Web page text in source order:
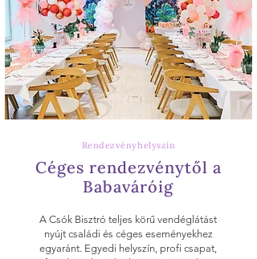
Rendezvényhelyszín
Céges rendezvénytől a
Babaváróig
A Csók Bisztró teljes körű vendéglátást
nyújt családi és céges eseményekhez
egyaránt. Egyedi helyszín, profi csapat,